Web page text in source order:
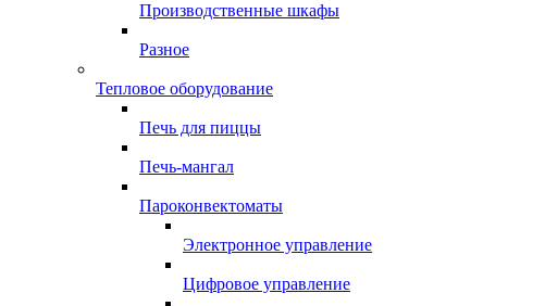
Производственные шкафы
Разное
Тепловое оборудование
Печь для пиццы
Печь-мангал
Пароконвектоматы
Электронное управление
Цифровое управление